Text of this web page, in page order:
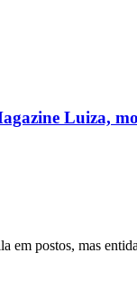
Luiza,
em postos, mas